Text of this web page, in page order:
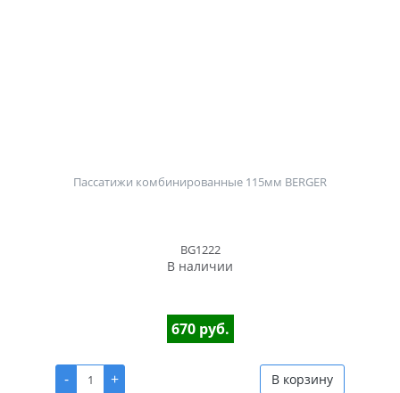
Пассатижи комбинированные 115мм BERGER
BG1222
В наличии
670 руб.
- + В корзину